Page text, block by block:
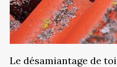
Le désamiantage de